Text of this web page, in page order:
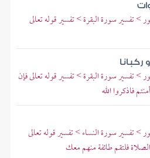
> تفسير سورة البقرة > تفسير قوله تعالى
ركبانا
> تفسير سورة البقرة > تفسير قوله تعالى فإن
فاذكروا الله
> تفسير سورة النساء > تفسير قوله تعالى
فلتقم طائفة منهم معك